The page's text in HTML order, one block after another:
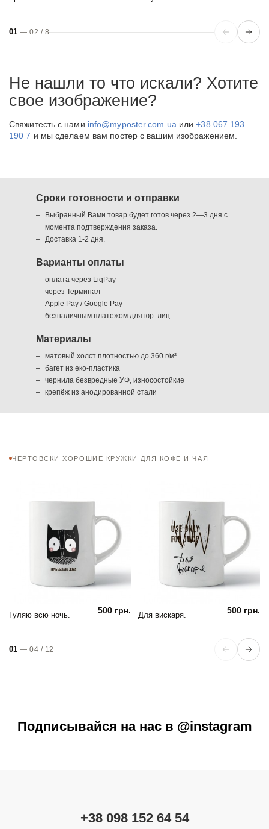
01 —02 / 8
Не нашли то что искали? Хотите
свое изображение?
Свяжитесть с нами info@myposter.com.ua или+38 067 193
190 7 и мы сделаем вам постер с вашим изображением.
Сроки готовности и отправки
Выбранный Вами товар будет готов через 2—3 дня с
момента подтверждения заказа.
Доставка 1-2 дня.
Варианты оплаты
оплата через LiqPay
через Терминал
Apple Pay / Google Pay
безналичным платежом для юр. лиц
Материалы
матовый холст плотностью до 360 г/м²
багет из еко-пластика
чернила безвредные УФ, износостойкие
крепёж из анодированной стали
ЧЕРТОВСКИ ХОРОШИЕ КРУЖКИ ДЛЯ КОФЕ И ЧАЯ
Гуляю всю ночь. 500 грн. Для вискаря. 500 грн.
01 —04 / 12
Подписывайся на нас в @instagram
+38 098 152 64 54